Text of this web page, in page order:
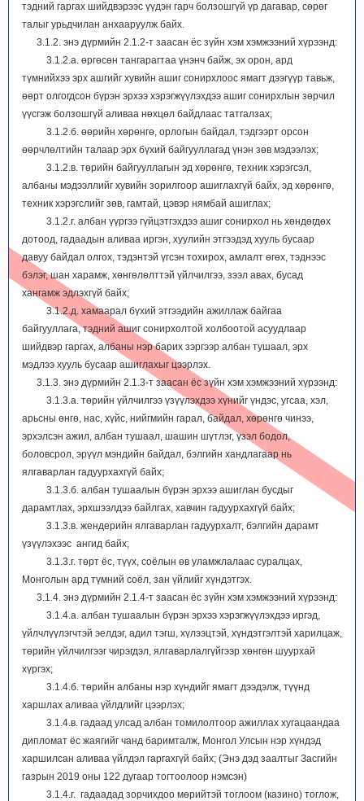
тэдний гаргах шийдвэрээс үүдэн гарч болзошгүй үр дагавар, сөрөг
талыг урьдчилан анхааруулж байх.
3.1.2. энэ дүрмийн 2.1.2-т заасан ёс зүйн хэм хэмжээний хүрээнд:
3.1.2.а. өргөсөн тангарагтаа үнэнч байж, эх орон, ард
түмнийхээ эрх ашгийг хувийн ашиг сонирхлоос ямагт дээгүүр тавьж,
өөрт олгогдсон бүрэн эрхээ хэрэгжүүлэхдээ ашиг сонирхлын зөрчил
үүсгэж болзошгүй аливаа нөхцөл байдлаас татгалзах;
3.1.2.б. өөрийн хөрөнгө, орлогын байдал, тэдгээрт орсон
өөрчлөлтийн талаар эрх бүхий байгууллагад үнэн зөв мэдээлэх;
3.1.2.в. төрийн байгууллагын эд хөрөнгө, техник хэрэгсэл,
албаны мэдээллийг хувийн зорилгоор ашиглахгүй байх, эд хөрөнгө,
техник хэрэгслийг зөв, гамтай, цэвэр нямбай ашиглах;
3.1.2.г. албан үүргээ гүйцэтгэхдээ ашиг сонирхол нь хөндөгдөх
дотоод, гадаадын аливаа иргэн, хуулийн этгээдэд хууль бусаар
давуу байдал олгох, тэдэнтэй үгсэн тохирох, амлалт өгөх, тэднээс
бэлэг, шан харамж, хөнгөлөлттэй үйлчилгээ, зээл авах, бусад
хангамж эдлэхгүй байх;
3.1.2.д. хамаарал бүхий этгээдийн ажиллаж байгаа
байгууллага, тэдний ашиг сонирхолтой холбоотой асуудлаар
шийдвэр гаргах, албаны нэр барих зэргээр албан тушаал, эрх
мэдлээ хууль бусаар ашиглахыг цээрлэх.
3.1.3. энэ дүрмийн 2.1.3-т заасан ёс зүйн хэм хэмжээний хүрээнд:
3.1.3.а. төрийн үйлчилгээ үзүүлэхдээ хүнийг үндэс, угсаа, хэл,
арьсны өнгө, нас, хүйс, нийгмийн гарал, байдал, хөрөнгө чинээ,
эрхэлсэн ажил, албан тушаал, шашин шүтлэг, үзэл бодол,
боловсрол, эрүүл мэндийн байдал, бэлгийн хандлагаар нь
ялгаварлан гадуурхахгүй байх;
3.1.3.б. албан тушаалын бүрэн эрхээ ашиглан бусдыг
дарамтлах, эрхшээлдээ байлгах, хавчин гадуурхахгүй байх;
3.1.3.в. жендерийн ялгаварлан гадуурхалт, бэлгийн дарамт
үзүүлэхээс ангид байх;
3.1.3.г. төрт ёс, түүх, соёлын өв уламжлалаас суралцах,
Монголын ард түмний соёл, зан үйлийг хүндэтгэх.
3.1.4. энэ дүрмийн 2.1.4-т заасан ёс зүйн хэм хэмжээний хүрээнд:
3.1.4.а. албан тушаалын бүрэн эрхээ хэрэгжүүлэхдээ иргэд,
үйлчлүүлэгчтэй эелдэг, адил тэгш, хүлээцтэй, хүндэтгэлтэй харилцаж,
төрийн үйлчилгээг чирэгдэл, ялгаварлалгүйгээр хөнгөн шуурхай
хүргэх;
3.1.4.б. төрийн албаны нэр хүндийг ямагт дээдэлж, түүнд
харшлах аливаа үйлдлийг цээрлэх;
3.1.4.в. гадаад улсад албан томилолтоор ажиллах хугацаандаа
дипломат ёс жаягийг чанд баримталж, Монгол Улсын нэр хүндэд
харшилсан аливаа үйлдэл гаргахгүй байх; (Энэ дэд заалтыг Засгийн
газрын 2019 оны 122 дугаар тогтоолоор нэмсэн)
3.1.4.г. гадаадад зорчихдоо мөрийтэй тоглоом (казино) тоглож,